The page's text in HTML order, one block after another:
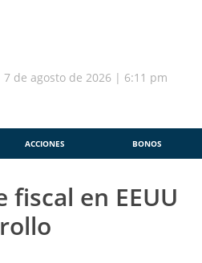
7 de agosto de 2026 | 6:11 pm
ACCIONES BONOS
en EEUU